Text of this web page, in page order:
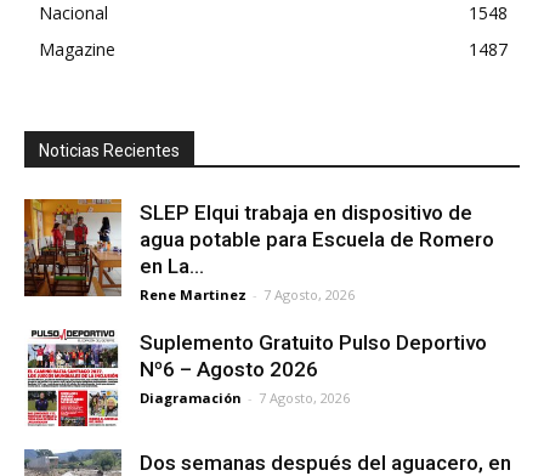
Nacional
1548
Magazine
1487
Noticias Recientes
SLEP Elqui trabaja en dispositivo de
agua potable para Escuela de Romero
en La...
Rene Martinez - 7 Agosto, 2026
Suplemento Gratuito Pulso Deportivo
Nº6 – Agosto 2026
Diagramación - 7 Agosto, 2026
Dos semanas después del aguacero, en